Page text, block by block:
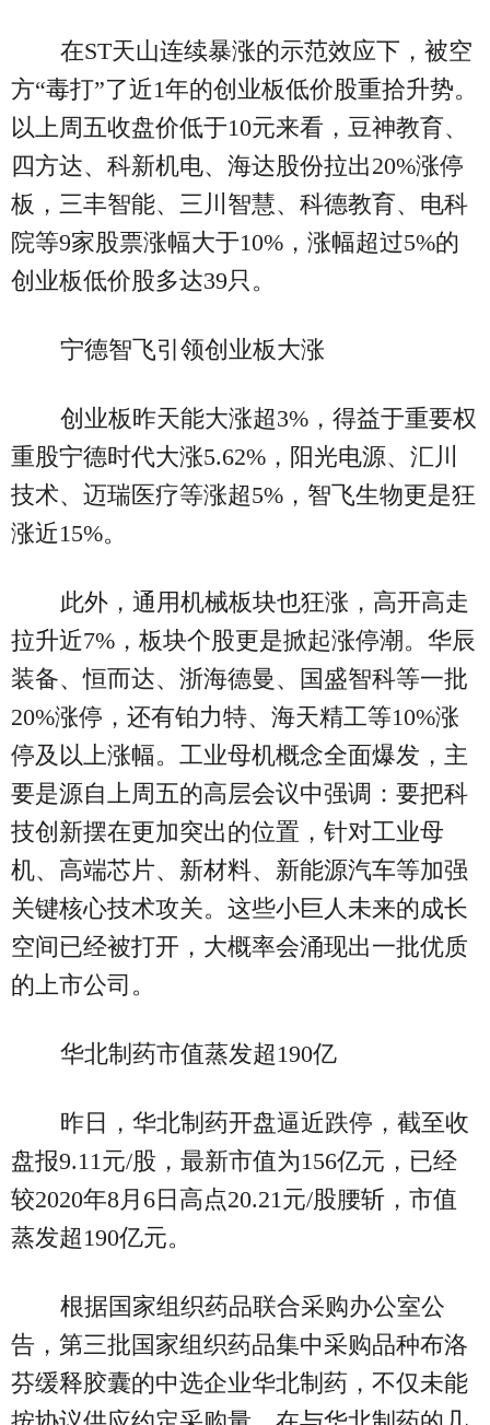
在ST天山连续暴涨的示范效应下，被空
方“毒打”了近1年的创业板低价股重拾升势。
以上周五收盘价低于10元来看，豆神教育、
四方达、科新机电、海达股份拉出20%涨停
板，三丰智能、三川智慧、科德教育、电科
院等9家股票涨幅大于10%，涨幅超过5%的
创业板低价股多达39只。
宁德智飞引领创业板大涨
创业板昨天能大涨超3%，得益于重要权
重股宁德时代大涨5.62%，阳光电源、汇川
技术、迈瑞医疗等涨超5%，智飞生物更是狂
涨近15%。
此外，通用机械板块也狂涨，高开高走
拉升近7%，板块个股更是掀起涨停潮。华辰
装备、恒而达、浙海德曼、国盛智科等一批
20%涨停，还有铂力特、海天精工等10%涨
停及以上涨幅。工业母机概念全面爆发，主
要是源自上周五的高层会议中强调：要把科
技创新摆在更加突出的位置，针对工业母
机、高端芯片、新材料、新能源汽车等加强
关键核心技术攻关。这些小巨人未来的成长
空间已经被打开，大概率会涌现出一批优质
的上市公司。
华北制药市值蒸发超190亿
昨日，华北制药开盘逼近跌停，截至收
盘报9.11元/股，最新市值为156亿元，已经
较2020年8月6日高点20.21元/股腰斩，市值
蒸发超190亿元。
根据国家组织药品联合采购办公室公
告，第三批国家组织药品集中采购品种布洛
芬缓释胶囊的中选企业华北制药，不仅未能